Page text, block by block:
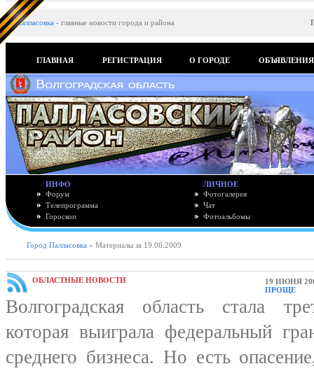
Палласовка - главные новости города и района
ГЛАВНАЯ РЕГИСТРАЦИЯ О ГОРОДЕ ОБЪЯВЛЕНИЯ
ИНФО
Форум
Телепрограмма
Гороскоп
ЛИЧНОЕ
Фотогалерея
Чат
Фотоальбомы
Город Палласовка » Материалы за 19.06.2009
ОБЛАСТНЫЕ НОВОСТИ
19 ИЮНЯ
ПРОЩЕ
Волгоградская область стала
которая выиграла федеральный
среднего бизнеса. Но есть